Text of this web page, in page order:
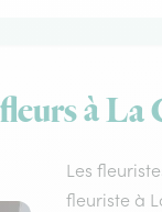
à La
Les
fleuriste à